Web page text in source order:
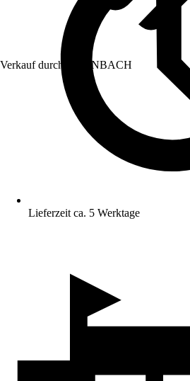
Verkauf durch: HORNBACH
Lieferzeit ca. 5 Werktage